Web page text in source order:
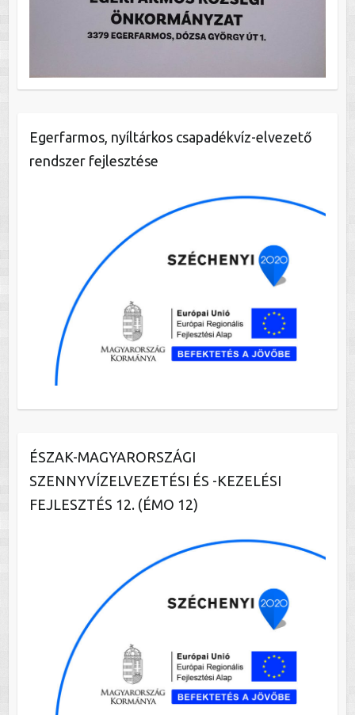
Egerfarmos, nyíltárkos csapadékvíz-elvezető
rendszer fejlesztése
ÉSZAK-MAGYARORSZÁGI
SZENNYVÍZELVEZETÉSI ÉS -KEZELÉSI
FEJLESZTÉS 12. (ÉMO 12)